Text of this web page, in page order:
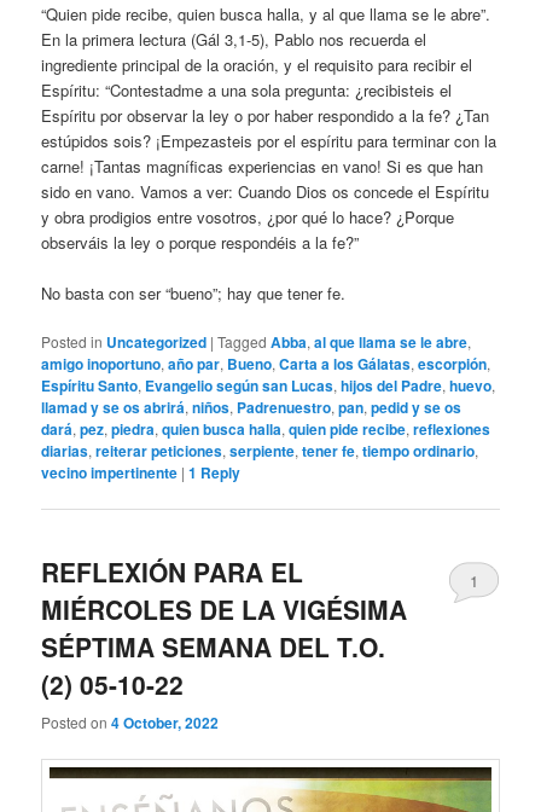
“Quien pide recibe, quien busca halla, y al que llama se le abre”.
En la primera lectura (Gál 3,1-5), Pablo nos recuerda el
ingrediente principal de la oración, y el requisito para recibir el
Espíritu: “Contestadme a una sola pregunta: ¿recibisteis el
Espíritu por observar la ley o por haber respondido a la fe? ¿Tan
estúpidos sois? ¡Empezasteis por el espíritu para terminar con la
carne! ¡Tantas magníficas experiencias en vano! Si es que han
sido en vano. Vamos a ver: Cuando Dios os concede el Espíritu
y obra prodigios entre vosotros, ¿por qué lo hace? ¿Porque
observáis la ley o porque respondéis a la fe?”
No basta con ser “bueno”; hay que tener fe.
Posted in Uncategorized |Tagged Abba,al que llama se le abre,
amigo inoportuno,año par, Bueno,Carta a los Gálatas,escorpión,
Espíritu Santo, Evangelio según san Lucas,hijos del Padre,huevo,
llamad y se os abrirá,niños, Padrenuestro,pan,pedid y se os
dará,pez,piedra,quien busca halla,quien pide recibe,reflexiones
diarias,reiterar peticiones,serpiente,tener fe,tiempo ordinario,
vecino impertinente |1 Reply
REFLEXIÓN PARA EL
MIÉRCOLES DE LA VIGÉSIMA
SÉPTIMA SEMANA DEL T.O.
(2) 05-10-22
Posted on4 October, 2022
1